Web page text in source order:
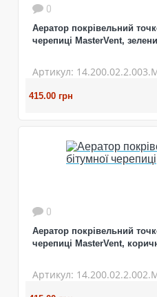
0
Аератор покрівельний
черепиці MasterVent,
Артикул:
415.00 грн
0
Аератор покрівельний
черепиці MasterVent,
Артикул: